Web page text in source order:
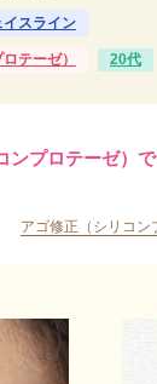
スライン
テーゼ） 20代
ンプロテーゼ）
アゴ修正（シリコン